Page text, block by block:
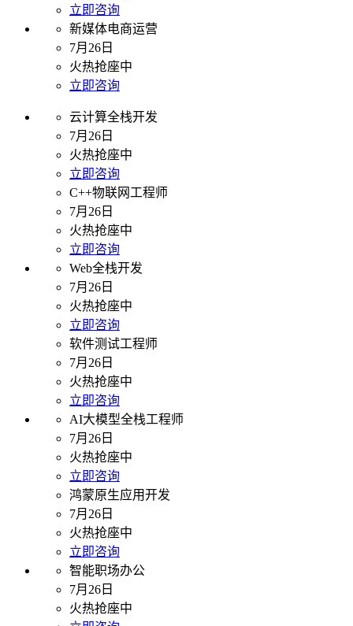
立即咨询
新媒体电商运营
7月26日
火热抢座中
立即咨询
云计算全栈开发
7月26日
火热抢座中
立即咨询
C++物联网工程师
7月26日
火热抢座中
立即咨询
Web全栈开发
7月26日
火热抢座中
立即咨询
软件测试工程师
7月26日
火热抢座中
立即咨询
AI大模型全栈工程师
7月26日
火热抢座中
立即咨询
鸿蒙原生应用开发
7月26日
火热抢座中
立即咨询
智能职场办公
7月26日
火热抢座中